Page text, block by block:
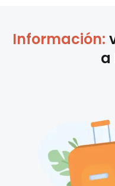
Información:
a